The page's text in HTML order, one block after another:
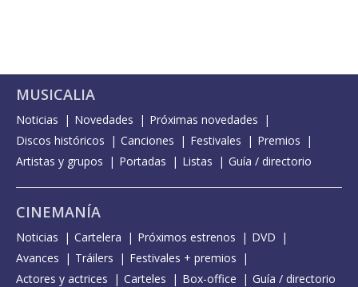
MUSICALIA
Noticias Novedades
Próximas novedades
Discos históricos
Canciones Festivales
Premios
Artistas y grupos
Portadas Listas Guía / directorio
CINEMANÍA
Noticias Cartelera Próximos estrenos
DVD
Avances
Tráilers
Festivales + premios
Actores y actrices
Carteles Box-office Guía / directorio